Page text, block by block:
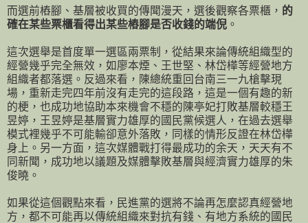
而選前樁腳、基層被收買的傳聞漫天，選後觀察各票櫃， 的
確在某些票櫃看得出某些樁腳是否收錢的端倪 。
這次選舉是首度單一選區兩票制，從結果來論傳統組織型的
經營幾乎完全無效，如廖本煙、王世堅、林岱樺等經營地方
組織者都落選。反過來看，陳總統重回台南三一九槍擊現
場，重新走完四年前沒有走完的這段路，這是一個有趣的新
的梗，也成功地協助本來機會不穩的陳亭妃打敗基層較穩王
昱婷，王昱婷是基層實力雄厚的國民黨候選人，在過去選舉
模式裡幾乎不可能輸卻意外落敗，同樣的情形反證在林岱樺
身上。另一方面，這次媒體戰打得最成功的余天，天天有不
同新聞，成功地以議題及媒體擊敗基層與經濟實力雄厚的朱
俊曉。
如果從這個觀點來看，民進黨的選將不論再怎麼認真經營地
方，都不可能再以傳統組織來對抗有錢、有地方系統的國民